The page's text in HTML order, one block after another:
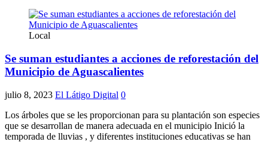
Local
Se suman estudiantes a acciones de reforestación del
Municipio de Aguascalientes
julio 8, 2023 El Látigo Digital 0
Los árboles que se les proporcionan para su plantación son especies
que se desarrollan de manera adecuada en el municipio Inició la
temporada de lluvias , y diferentes instituciones educativas se han